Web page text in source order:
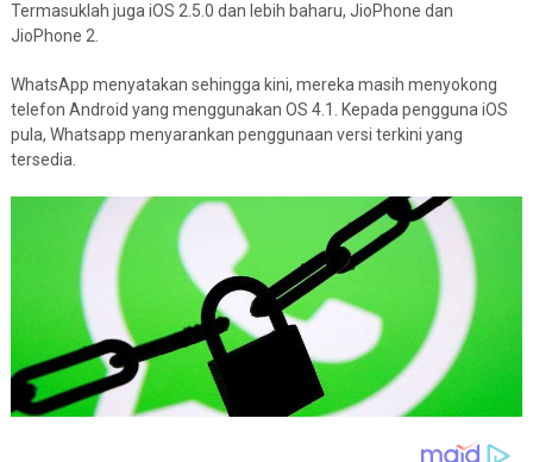
Termasuklah juga iOS 2.5.0 dan lebih baharu, JioPhone dan
JioPhone 2.
WhatsApp menyatakan sehingga kini, mereka masih menyokong
telefon Android yang menggunakan OS 4.1. Kepada pengguna iOS
pula, Whatsapp menyarankan penggunaan versi terkini yang
tersedia.